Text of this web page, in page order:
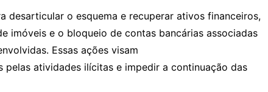
desarticular o esquema e recuperar ativos financeiros,
imóveis e o bloqueio de contas bancárias associadas
Essas ações visam
pelas atividades ilícitas e impedir a continuação das